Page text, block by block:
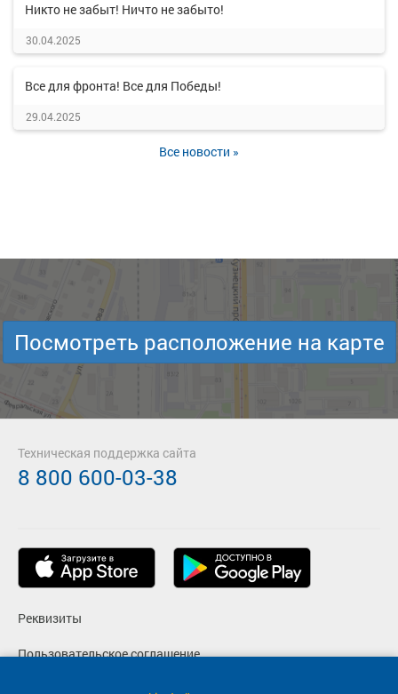
Никто не забыт! Ничто не забыто!
30.04.2025
Все для фронта! Все для Победы!
29.04.2025
Все новости »
Посмотреть расположение на карте
Реквизиты
Пользовательское соглашение
Политика конфиденциальности
Техническая поддержка сайта
8 800 600-03-38